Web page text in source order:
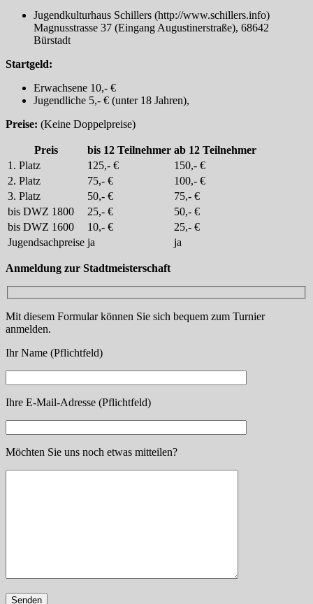
Jugendkulturhaus Schillers (http://www.schillers.info)
Magnusstrasse 37 (Eingang Augustinerstraße), 68642
Bürstadt
Startgeld:
Erwachsene 10,- €
Jugendliche 5,- € (unter 18 Jahren),
Preise: (Keine Doppelpreise)
Preis bis 12 Teilnehmer ab 12 Teilnehmer
1. Platz
125,- €
150,- €
2. Platz
75,- €
100,- €
3. Platz
50,- €
75,- €
bis DWZ 1800
25,- €
50,- €
bis DWZ 1600
10,- €
25,- €
Jugendsachpreise ja ja
Anmeldung zur Stadtmeisterschaft
Mit diesem Formular können Sie sich bequem zum Turnier
anmelden.
Ihr Name (Pflichtfeld)
Ihre E-Mail-Adresse (Pflichtfeld)
Möchten Sie uns noch etwas mitteilen?